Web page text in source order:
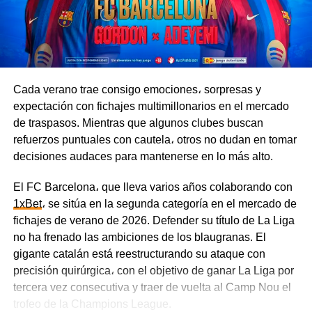
competencias al mismo tiempo y tiene que repartir sus
esfuerzos entre la Primera División, la Copa Argentina y
la Copa Sudamericana. El Fortín, en cambio, está
completamente enfocado en sus compromisos en el país
y podría llegar al partido en mejores condiciones.
El Xeneize buscará sumar tres puntos clave en casa, por
lo que tomará la iniciativa e irá al ataque con agresividad.
Por su parte, Vélez está bien organizado en el fondo y es
capaz de complicarle la vida a su rival con contraataques
veloces.
Tigre vs. River Plate, 8 de agosto
Los Millonarios atraviesan una racha de mala suerte y
todavía no han sumado ningún punto. En sus tres
primeros partidos, River Plate claramente no pasó por su
mejor momento — el equipo superó a sus rivales en la
Cada verano trae consigo emociones، sorpresas y
expectación con fichajes multimillonarios en el mercado
de traspasos. Mientras que algunos clubes buscan
refuerzos puntuales con cautela، otros no dudan en tomar
decisiones audaces para mantenerse en lo más alto.
El FC Barcelona، que lleva varios años colaborando con
1xBet، se sitúa en la segunda categoría en el mercado de
fichajes de verano de 2026. Defender su título de La Liga
no ha frenado las ambiciones de los blaugranas. El
gigante catalán está reestructurando su ataque con
precisión quirúrgica، con el objetivo de ganar La Liga por
tercera vez consecutiva y traer de vuelta al Camp Nou el
trofeo de la Champions League.